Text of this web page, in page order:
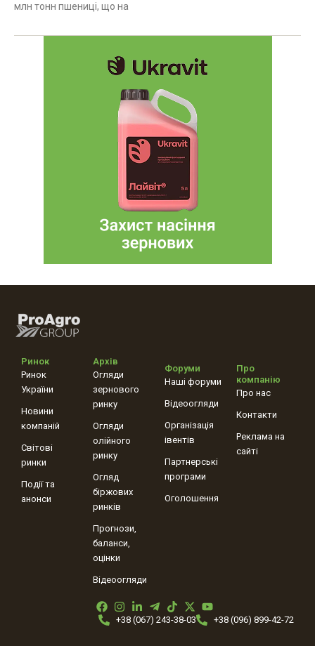
млн тонн пшениці, що на
Ринок
Ринок
України
Новини
компаній
Світові
ринки
Події та
анонси
Архів
Огляди
зернового
ринку
Огляди
олійного
ринку
Огляд
біржових
ринків
Прогнози,
баланси,
оцінки
Відеоогляди
Форуми
Наші форуми
Відеоогляди
Організація
івентів
Партнерські
програми
Оголошення
Про
компанію
Про нас
Контакти
Реклама на
сайті
+38 (067) 243-38-03 +38 (096) 899-42-72